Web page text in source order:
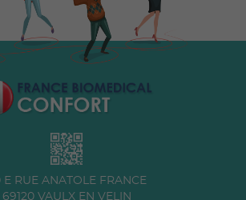
E RUE ANATOLE FRANCE
69120 VAULX EN VELIN